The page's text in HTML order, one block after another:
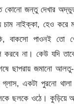
কোনো জন্তু দেখার
চাম নাইক্কা, হেও
বাকসো পাওনই তো
করবে না। কেউ যদি
ছাপরায় জমানো আলতু-
গ্লাস, একটা পুরনো
ছলকে ওঠে। কুড়িয়ে